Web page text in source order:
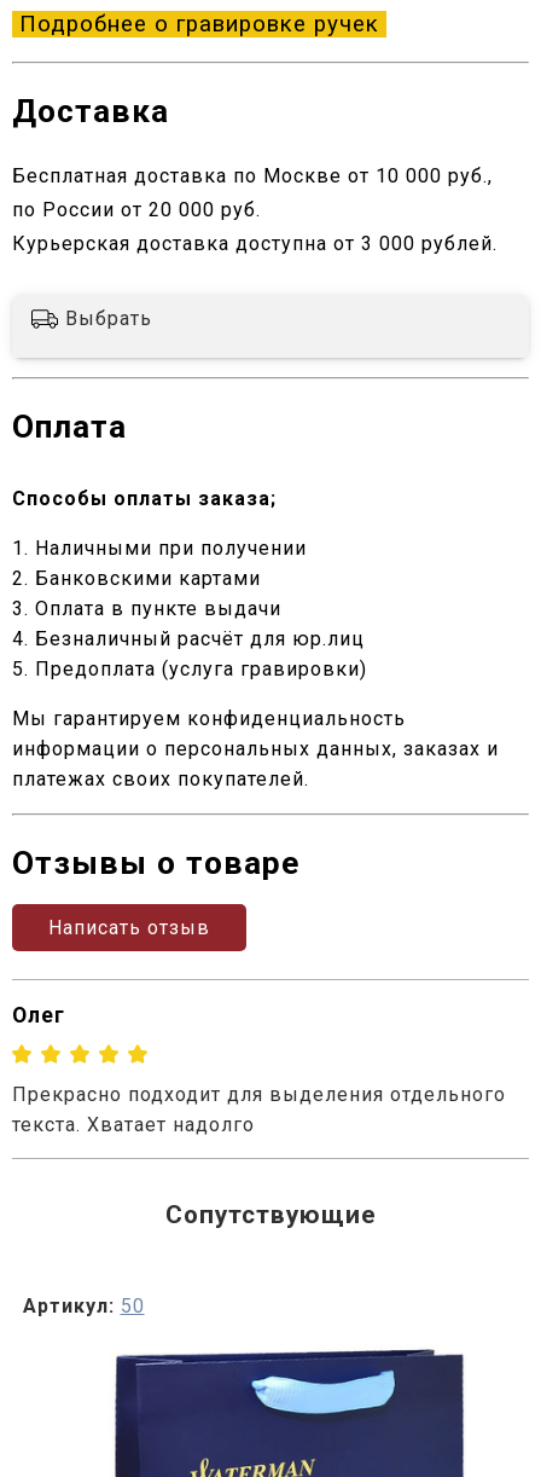
Подробнее о гравировке ручек
Доставка
Бесплатная доставка по Москве от 10 000 руб.,
по России от 20 000 руб.
Курьерская доставка доступна от 3 000 рублей.
Выбрать
Оплата
Способы оплаты заказа;
1. Наличными при получении
2. Банковскими картами
3. Оплата в пункте выдачи
4. Безналичный расчёт для юр.лиц
5. Предоплата (услуга гравировки)
Мы гарантируем конфиденциальность
информации о персональных данных, заказах и
платежах своих покупателей.
Отзывы о товаре
Написать отзыв
Олег
Прекрасно подходит для выделения отдельного
текста. Хватает надолго
Сопутствующие
Артикул: 50